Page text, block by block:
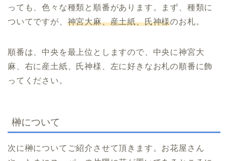
っても、色々な種類と順番があります。まず、種類に
ついてですが、 神宮大麻、産土紙、氏神様のお札。
順番は、中央を最上位としますので、中央に神宮大
麻、右に産土紙、氏神様、左に好きなお札の順番に飾
ってください。
榊について
次に榊についてご紹介させて頂きます。お花屋さん